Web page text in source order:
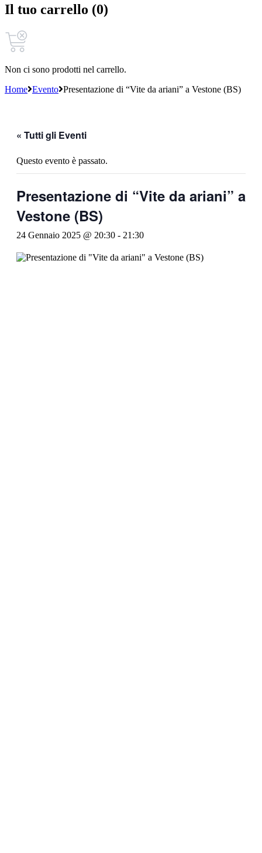
Il tuo carrello (0)
Non ci sono prodotti nel carrello.
Home Evento Presentazione di “Vite da ariani” a Vestone (BS)
« Tutti gli Eventi
Questo evento è passato.
Presentazione di “Vite da ariani” a
Vestone (BS)
24 Gennaio 2025 @ 20:30 - 21:30